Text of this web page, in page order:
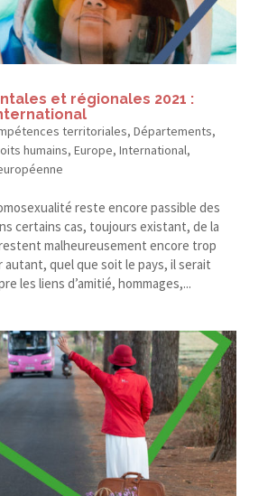
et régionales 2021 :
territoriales, Départements,
humains, Europe, International,
reste encore passible des
certains cas, toujours existant, de la
malheureusement encore trop
autant, quel que soit le pays, il serait
les liens d’amitié, hommages,...